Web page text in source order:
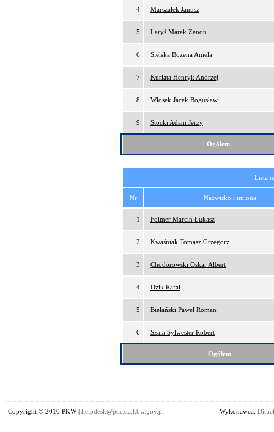
4 Marszałek Janusz
5 Laryś Marek Zenon
6 Sielska Bożena Aniela
7 Kuriata Henryk Andrzej
8 Włosek Jacek Bogusław
9 Stocki Adam Jerzy
Ogółem
Lista
Nr Nazwisko i imiona
1 Folmer Marcin Łukasz
2 Kwaśniak Tomasz Grzegorz
3 Chodorowski Oskar Albert
4 Dzik Rafał
5 Bielański Paweł Roman
6 Szala Sylwester Robert
Ogółem
Copyright © 2010 PKW | helpdesk@poczta.kbw.gov.pl Wykonawca: